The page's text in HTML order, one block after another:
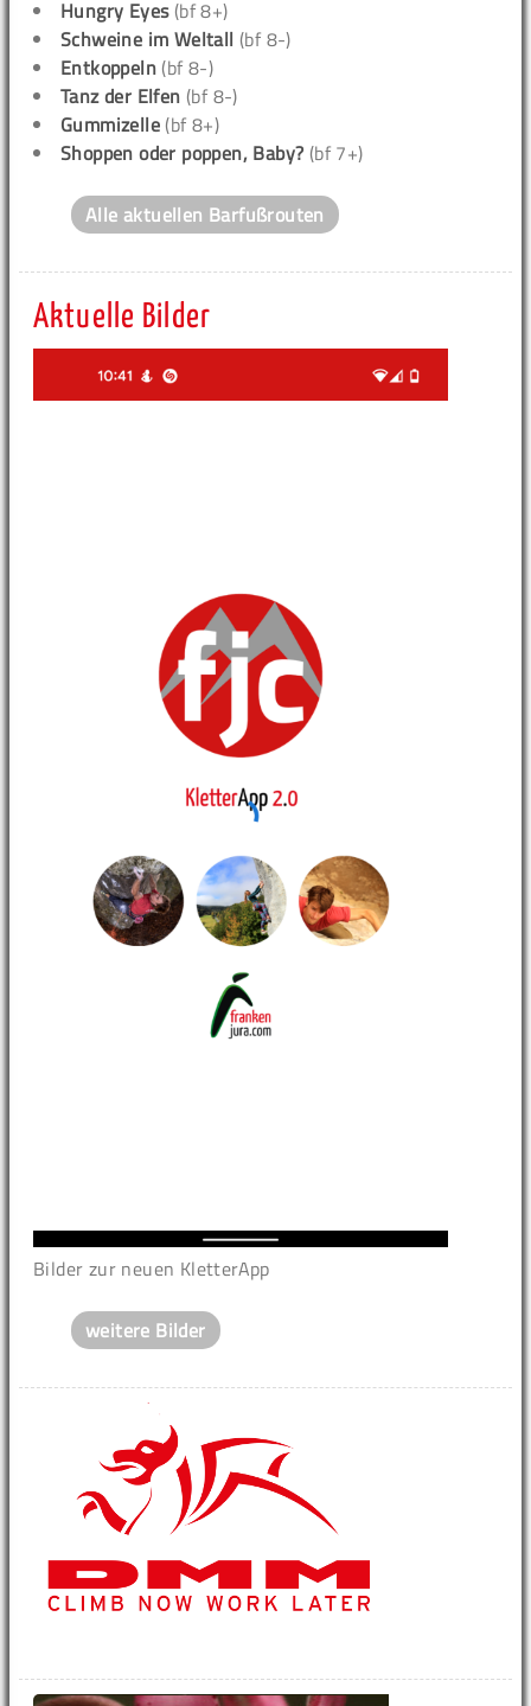
Hungry Eyes(bf 8+)
Schweine im Weltall (bf 8-)
Entkoppeln (bf 8-)
Tanz der Elfen (bf 8-)
Gummizelle (bf 8+)
Shoppen oder poppen, Baby? (bf 7+)
Alle aktuellen Barfußrouten
Aktuelle Bilder
Bilder zur neuen KletterApp
weitere Bilder